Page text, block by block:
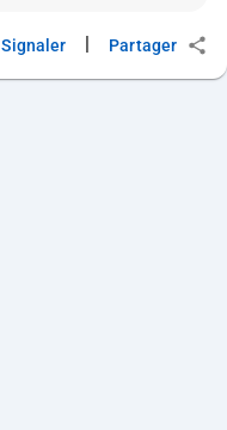
Signaler Partager